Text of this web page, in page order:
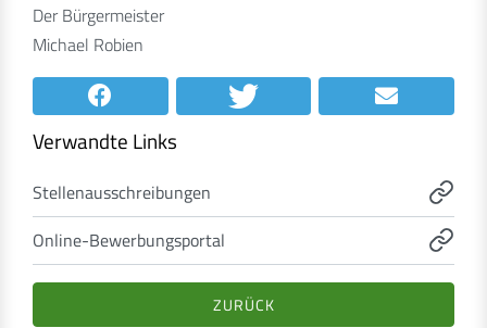
Der Bürgermeister
Michael Robien
Verwandte Links
Stellenausschreibungen
Online-Bewerbungsportal
ZURÜCK